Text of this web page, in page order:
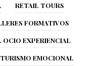
RETAIL TOURS
FORMATIVOS
OCIO EXPERIENCIAL
TURISMO EMOCIONAL